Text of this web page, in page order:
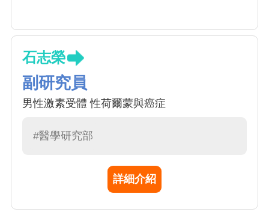
石志榮
副研究員
男性激素受體 性荷爾蒙與癌症
#醫學研究部
詳細介紹